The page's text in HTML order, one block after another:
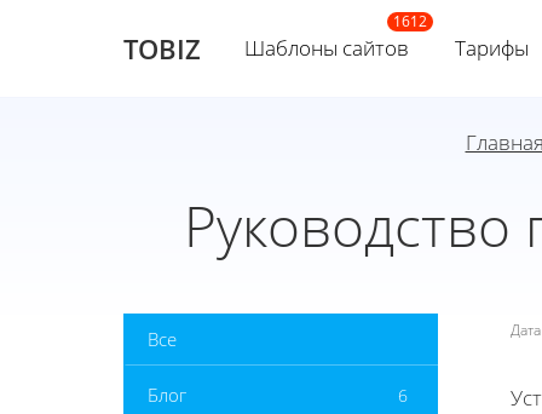
TOBIZ Шаблоны сайтов Тарифы
Главная
Руководство
Все
Блог 6